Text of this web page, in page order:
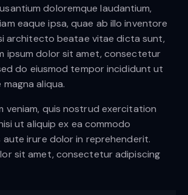
doloremque laudantium,
eaque ipsa, quae ab illo inventore
architecto beatae vitae dicta sunt,
ipsum dolor sit amet, consectetur
do eiusmod tempor incididunt ut
aliqua.
veniam, quis nostrud exercitation
ut aliquip ex ea commodo
aute irure dolor in reprehenderit.
sit amet, consectetur adipiscing